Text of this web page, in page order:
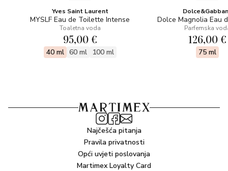
Yves Saint Laurent
MYSLF Eau de Toilette Intense
Toaletna voda
95,00 €
40 ml 60 ml 100 ml
Dolce Magnolia Eau
Parfemska
126,00 €
75 ml
Najčešća pitanja
Pravila privatnosti
Opći uvjeti poslovanja
Martimex Loyalty Card